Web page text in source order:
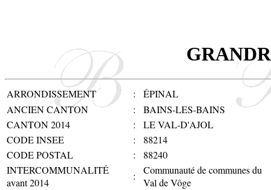
ARRONDISSEMENT :
ÉPINAL
ANCIEN CANTON
:
BAINS-LES-BAINS
CANTON 2014
:
LE VAL-D'AJOL
CODE INSEE
:
88214
CODE POSTAL
:
88240
INTERCOMMUNALITÉ
avant 2014
:
Communauté de communes du
Val de Vôge